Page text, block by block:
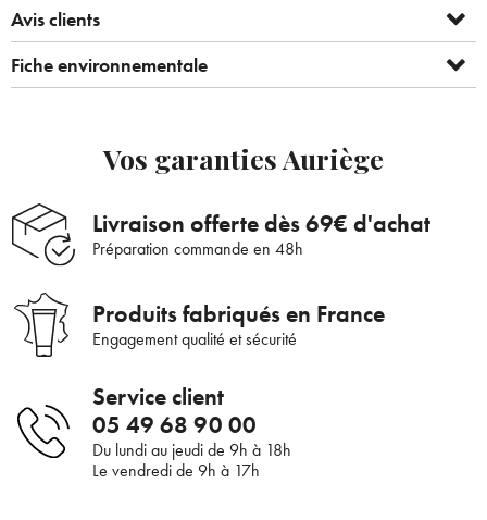
Supprimer le produit ? ×
Voulez-vous vraiment supprimer le produit suivant du
panier ?
Avis clients
Fiche environnementale
Vos garanties Auriège
Livraison offerte dès 69€ d'achat
Préparation commande en 48h
Produits fabriqués en France
Engagement qualité et sécurité
Service client
05 49 68 90 00
Du lundi au jeudi de 9h à 18h
Le vendredi de 9h à 17h
Bienvenue !
Pour être au courant de nos dernières
nouveautés ou promotions en cours et
bénéficier de nos conseils de saison, inscrivez-
vous à notre Newsletter.
En renseignant votre adresse e-mail, vous acceptez de recevoir des
communications par e-mail de la part d’Auriège.